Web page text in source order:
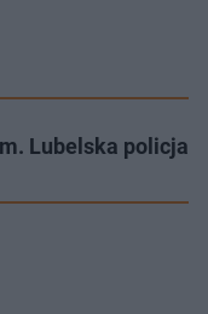
Lubelska policja